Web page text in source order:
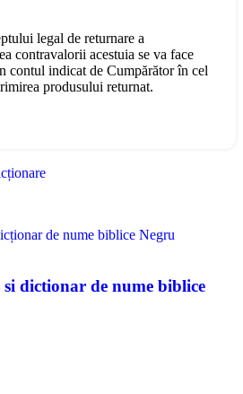
legal de returnare a
contravalorii acestuia se va face
contul indicat de Cumpărător în cel
produsului returnat.
dictionar de nume biblice